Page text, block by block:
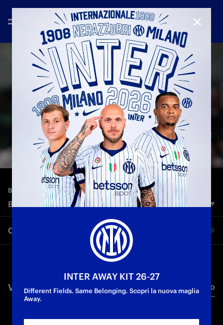
BEST MOMENTS | SEASON 2022/23—28 mag 2023
BEST MOMENTS | INTER-ATALANTA
La grande prestazione della Lu-La e il gol di Barella. Riviviamo
attraverso le immagini delle nostre telecamere esclusive la
vittoria nerazzurra contro l’Atalanta.
Condividi video
Twitter
VIDEO CORRELATI Tutti i video
INTER AWAY KIT 26-27
Different Fields. Same Belonging. Scopri la nuova maglia
Away.